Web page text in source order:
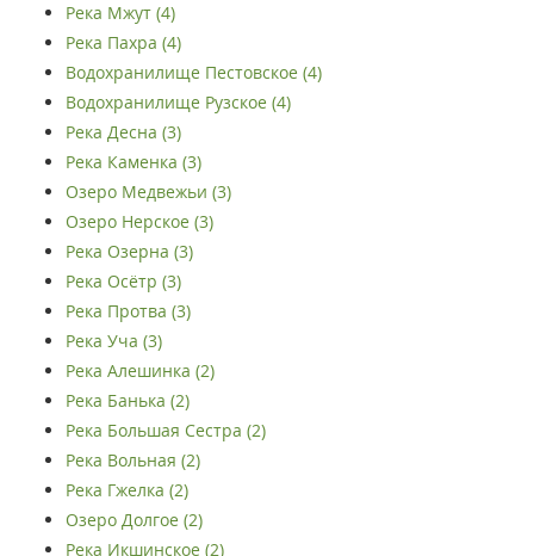
Река Мжут (4)
Река Пахра (4)
Водохранилище Пестовское (4)
Водохранилище Рузское (4)
Река Десна (3)
Река Каменка (3)
Озеро Медвежьи (3)
Озеро Нерское (3)
Река Озерна (3)
Река Осётр (3)
Река Протва (3)
Река Уча (3)
Река Алешинка (2)
Река Банька (2)
Река Большая Сестра (2)
Река Вольная (2)
Река Гжелка (2)
Озеро Долгое (2)
Река Икшинское (2)